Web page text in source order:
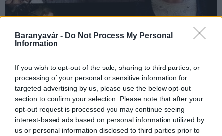
Baranyavár - Do Not Process My Personal
Information
If you wish to opt-out of the sale, sharing to third parties, or
processing of your personal or sensitive information for
targeted advertising by us, please use the below opt-out
section to confirm your selection. Please note that after your
opt-out request is processed you may continue seeing
interest-based ads based on personal information utilized by
us or personal information disclosed to third parties prior to
Mintegy harminc produkcióval, köztük kilenc saját darabbal,
ebből egy új bemutatóval és számtalan vendégelőadással várja
a közönséget a Pécsi Harmadik Színház (PHSZ) a 2018/19-es
évadban - hangzott el a Moravetz Produckió fenntartásában
működő teátrumban rendezett hétfői sajtótájékoztatón.